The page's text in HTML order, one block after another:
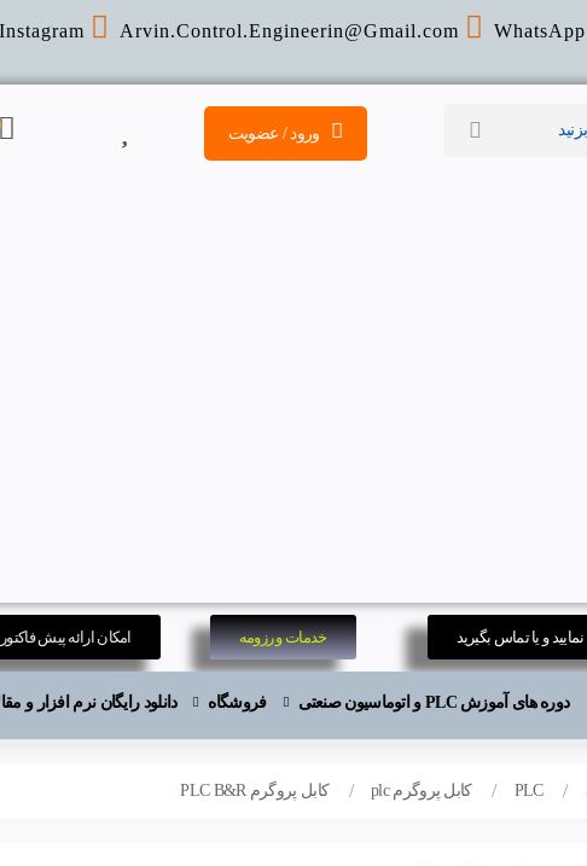
Arvin.Control.Engineerin@Gmail.com
ورود / عضویت
و یا تماس بگیرید خدمات و رزومه امکان ارائه پیش
دوره های آموزش PLC و اتوماسیون صنعتی فروشگاه دانلود رایگان نرم افزار و
PLC کابل پروگرم plc کابل پروگرم PLC B&R